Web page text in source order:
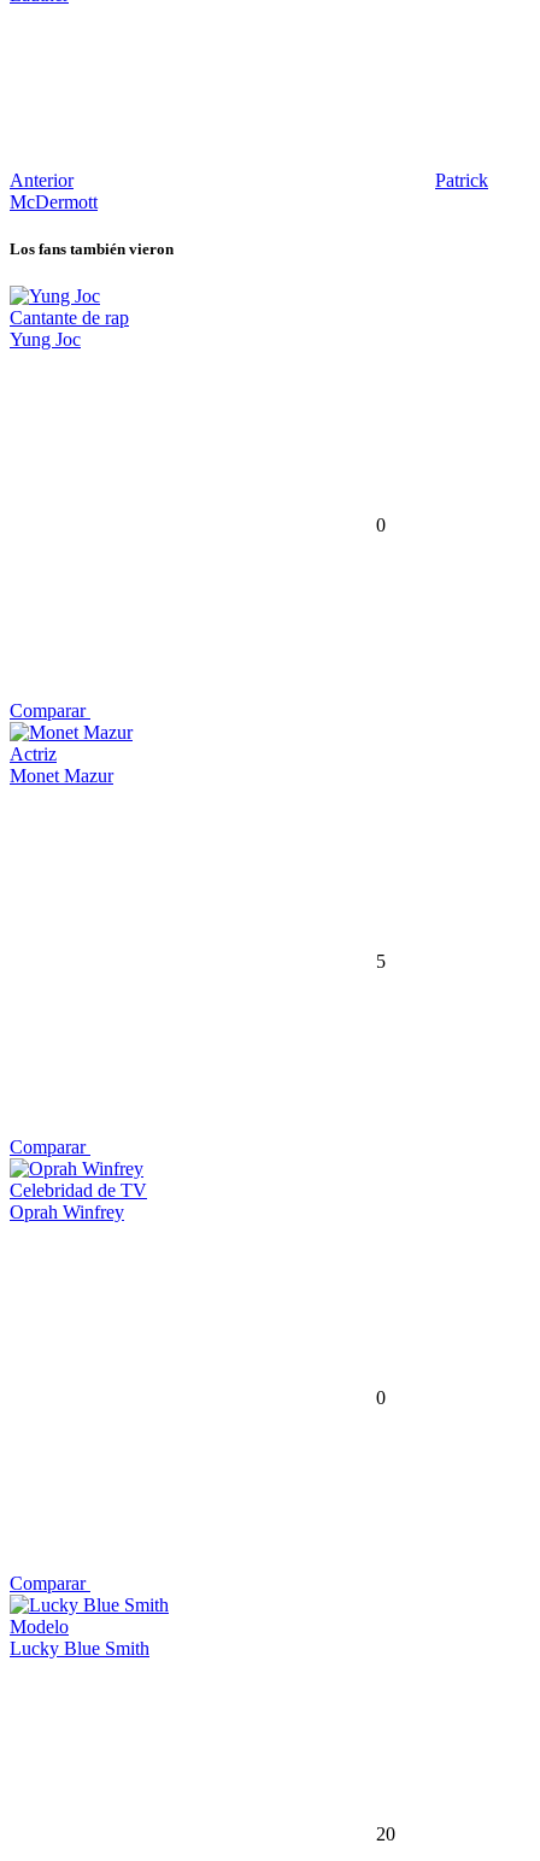
Anterior
Patrick
McDermott
Los fans también vieron
Cantante de rap
Yung Joc
0
Comparar
Actriz
Monet Mazur
5
Comparar
Celebridad de TV
Oprah Winfrey
0
Comparar
Modelo
Lucky Blue Smith
20